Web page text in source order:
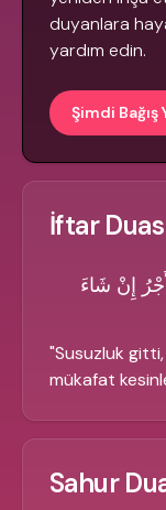
duyanlara
yardım edin.
Şimdi Bağış
İftar
إِنْ شَاءَ
"Susuzluk gitti,
mükafat
Sahur